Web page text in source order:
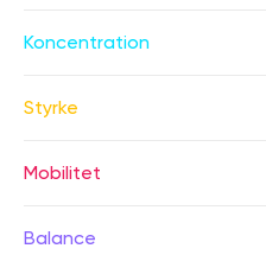
Koncentration
Styrke
Mobilitet
Balance